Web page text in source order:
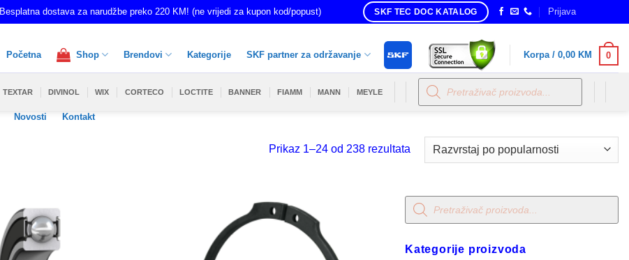
Besplatna dostava za narudžbe preko 220 KM! (ne vrijedi za kupon kod/popust) SKF TEC DOC KATALOG Prijava
Početna Shop Brendovi Kategorije SKF partner za održavanje
Novosti Kontakt
Korpa / 0,00 KM 0
TEXTAR DIVINOL WIX CORTECO LOCTITE BANNER FIAMM MANN MEYLE
Products
search
Prikaz 1–24 od 238 rezultataSorted
Products
search
Kategorije proizvoda